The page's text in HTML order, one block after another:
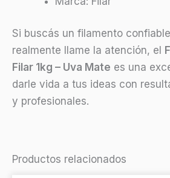
Si buscás un filamento
realmente llame la atención, el
Filar 1kg – Uva Mate es una
darle vida a tus ideas con
y profesionales.
Productos relacionados